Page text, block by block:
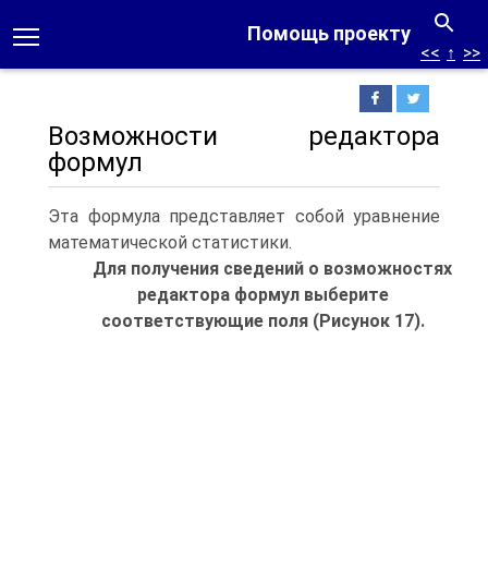
Помощь проекту
<< ↑ >>
Возможности редактора
формул
Эта формула представляет собой уравнение
математической статистики.
Для получения сведений о возможностях
редактора формул выберите
соответствующие поля (Рисунок 17).